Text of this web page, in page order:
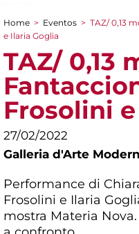
You are here
Home > Eventos > TAZ/ 0,13
e Ilaria Goglia
TAZ/ 0,13
Frosolini
27/02/2022
Galleria d'Arte
Performance di
Frosolini e Ilaria
mostra Materia